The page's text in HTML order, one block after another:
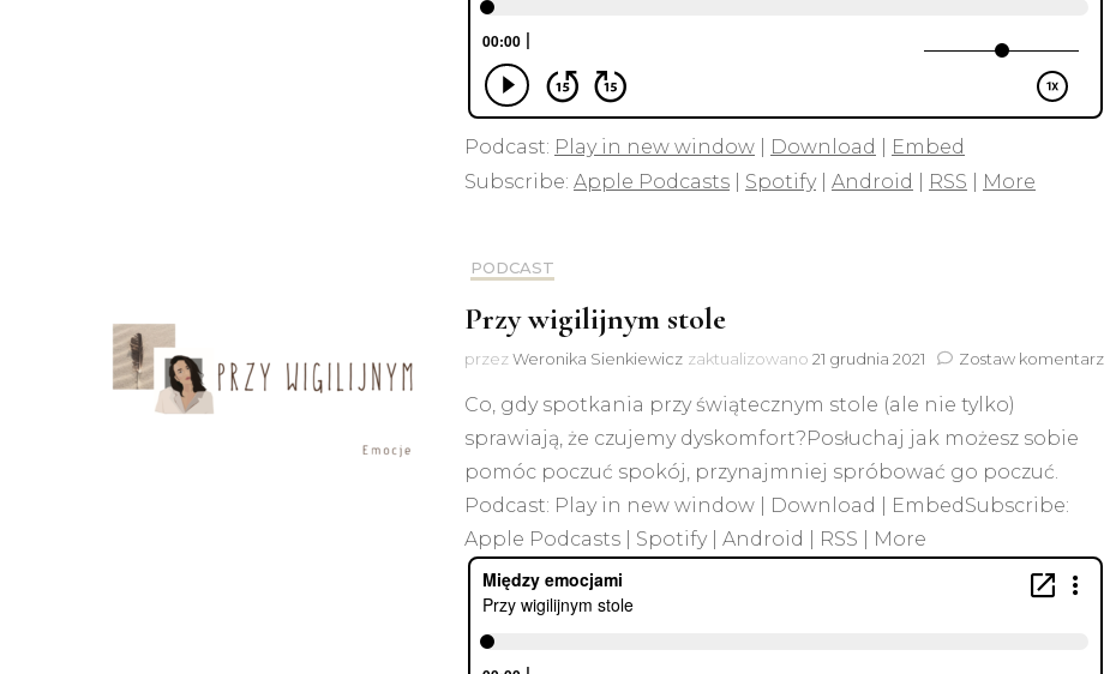
Podcast: Play in new window Download
Embed
Subscribe: Apple Podcasts Spotify| Android RSS More
PODCAST
Przy wigilijnym stole
przezWeronika Sienkiewicz zaktualizowano 21 grudnia 2021 Zostaw komentarzdo
Co, gdy spotkania przy świątecznym stole (ale nie tylko)
sprawiają, że czujemy dyskomfort?Posłuchaj jak możesz sobie
pomóc poczuć spokój, przynajmniej spróbować go poczuć.
Podcast: Play in new window | Download | EmbedSubscribe:
Apple Podcasts | Spotify | Android | RSS | More